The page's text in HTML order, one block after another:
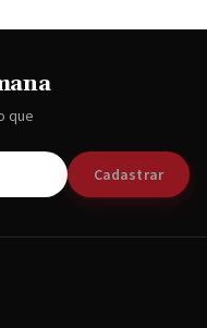
que
Cadastrar